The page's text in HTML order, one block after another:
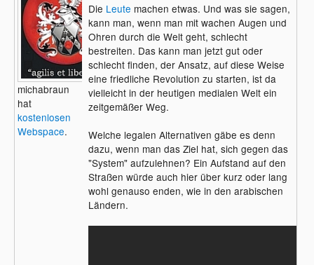
michabraun
hat
kostenlosen
Webspace.
Die Leute machen etwas. Und was sie sagen,
kann man, wenn man mit wachen Augen und
Ohren durch die Welt geht, schlecht
bestreiten. Das kann man jetzt gut oder
schlecht finden, der Ansatz, auf diese Weise
eine friedliche Revolution zu starten, ist da
vielleicht in der heutigen medialen Welt ein
zeitgemäßer Weg.
Welche legalen Alternativen gäbe es denn
dazu, wenn man das Ziel hat, sich gegen das
"System" aufzulehnen? Ein Aufstand auf den
Straßen würde auch hier über kurz oder lang
wohl genauso enden, wie in den arabischen
Ländern.